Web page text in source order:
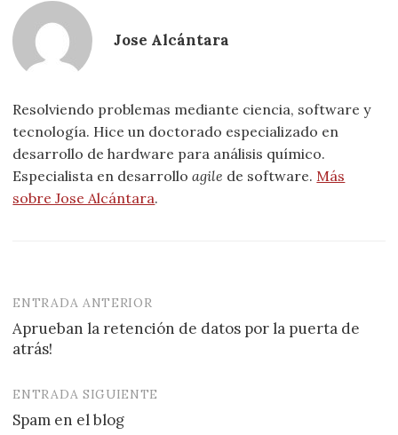
Jose Alcántara
Resolviendo problemas mediante ciencia, software y
tecnología. Hice un doctorado especializado en
desarrollo de hardware para análisis químico.
Especialista en desarrolloagile de software. Más
sobre Jose Alcántara.
Navegación
de
ENTRADA ANTERIOR
Aprueban la retención de datos por la puerta de
atrás!
ENTRADA SIGUIENTE
Spam en el blog